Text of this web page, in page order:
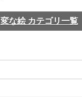
変な絵 カテゴリ一覧